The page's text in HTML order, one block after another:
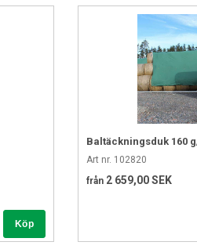
Köp
Baltäckningsduk 160
Art nr. 102820
från 2 659,00 SEK